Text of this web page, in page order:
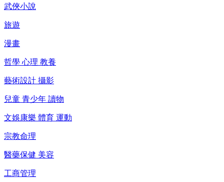
武俠小說
旅遊
漫畫
哲學 心理 教養
藝術設計 攝影
兒童 青少年 讀物
文娛康樂 體育 運動
宗教命理
醫藥保健 美容
工商管理